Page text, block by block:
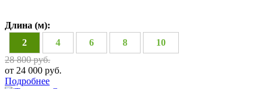
Длина (м):
2
4 6 8
10
28 800 руб.
от 24 000 руб.
Подробнее